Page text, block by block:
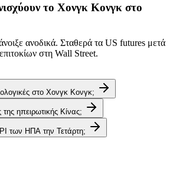
το Χονγκ Κονγκ στο
ανοδικά. Σταθερά τα US futures μετά
στη Wall Street.
στο Χονγκ Κονγκ;
της ηπειρωτικής Κίνας;
των ΗΠΑ την Τετάρτη;